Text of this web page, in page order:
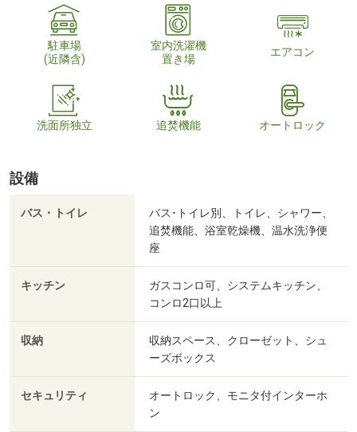
駐車場
(近隣含)
室内洗濯機
置き場
エアコン
洗面所独立 追焚機能 オートロック
設備
バス・トイレ
バス･トイレ別、トイレ、シャワー、
追焚機能、浴室乾燥機、温水洗浄便
座
キッチン
ガスコンロ可、システムキッチン、
コンロ2口以上
収納
収納スペース、クローゼット、シュ
ーズボックス
セキュリティ
オートロック、モニタ付インターホ
ン